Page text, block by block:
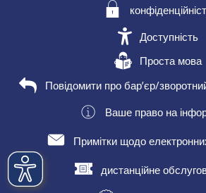
Доступність
Проста мова
Повідомити про бар’єр/
Ваше право на
Примітки щодо
дистанційне